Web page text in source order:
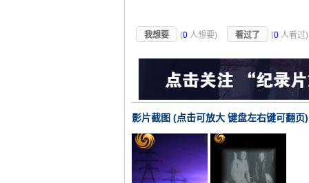
我想要 (0 人想要) 看过了 (0 人看过
影片截图 (点击可放大 键盘左右键可翻页)